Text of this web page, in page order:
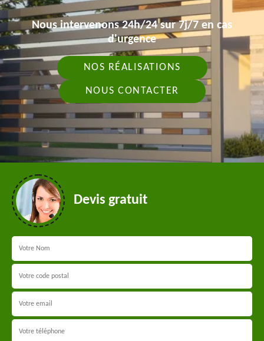
Nous intervenons 24h/24 sur 7j/7 en cas
d'urgence
NOS RÉALISATIONS
NOUS CONTACTER
Devis gratuit